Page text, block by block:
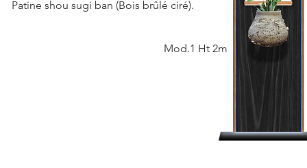
Patine shou sugi ban (Bois brûlé ciré).
Mod.1 Ht 2m